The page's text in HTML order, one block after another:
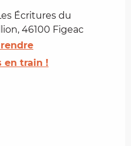
Écritures du
46100 Figeac
en train !